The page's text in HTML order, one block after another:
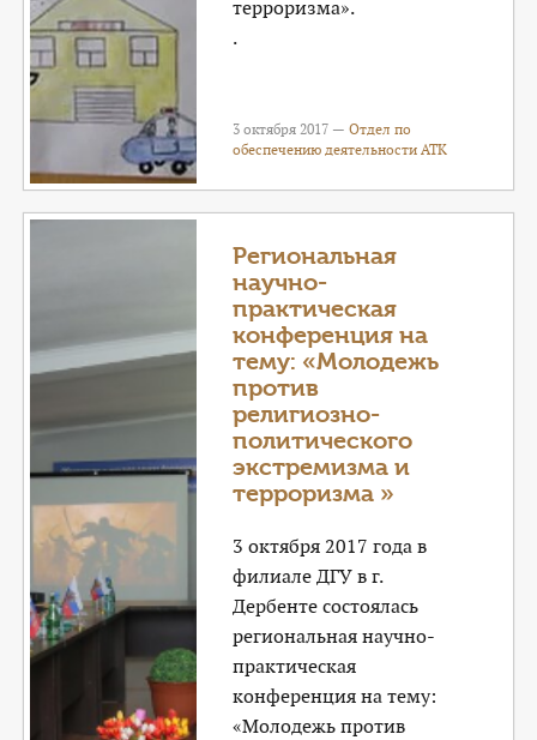
терроризма».
.
3 октября 2017 —Отдел по
обеспечению деятельности АТК
Региональная
научно-
практическая
конференция на
тему: «Молодежь
против
религиозно-
политического
экстремизма и
терроризма »
3 октября 2017 года в
филиале ДГУ в г.
Дербенте состоялась
региональная научно-
практическая
конференция на тему:
«Молодежь против